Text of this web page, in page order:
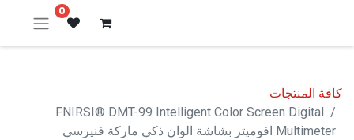
0
كافة المنتجات
FNIRSI® DMT-99 Intelligent Color Screen Digital
Multimeter افوميتر بشاشة الوان ذكي ماركة فنيرسي